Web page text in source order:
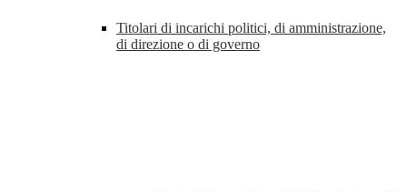
Titolari di incarichi politici, di amministrazione,
di direzione o di governo